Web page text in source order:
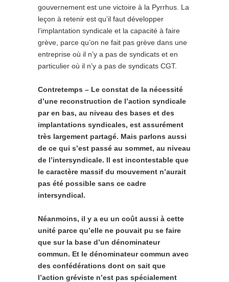
gouvernement est une victoire à la Pyrrhus. La
leçon à retenir est qu’il faut développer
l’implantation syndicale et la capacité à faire
grève, parce qu’on ne fait pas grève dans une
entreprise où il n’y a pas de syndicats et en
particulier où il n’y a pas de syndicats CGT.
Contretemps – Le constat de la nécessité
d’une reconstruction de l’action syndicale
par en bas, au niveau des bases et des
implantations syndicales, est assurément
très largement partagé. Mais parlons aussi
de ce qui s’est passé au sommet, au niveau
de l’intersyndicale. Il est incontestable que
le caractère massif du mouvement n’aurait
pas été possible sans ce cadre
intersyndical.
Néanmoins, il y a eu un coût aussi à cette
unité parce qu’elle ne pouvait pu se faire
que sur la base d’un dénominateur
commun. Et le dénominateur commun avec
des confédérations dont on sait que
l’action gréviste n’est pas spécialement